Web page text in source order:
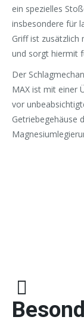
ein spezielles
insbesondere für
Griff ist zusätzlich
und sorgt hiermit
Der
MAX ist mit einer
vor
Getriebegehäuse